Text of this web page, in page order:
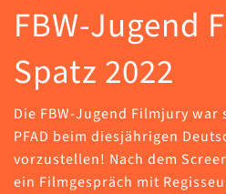
FBW-Jugend
Spatz 2022
Die FBW-Jugend Filmjury
PFAD beim diesjährigen
vorzustellen! Nach dem
ein Filmgespräch mit